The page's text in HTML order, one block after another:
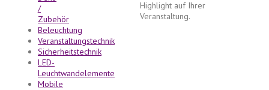
/
Zubehör
Beleuchtung
Veranstaltungstechnik
Sicherheitstechnik
LED-
Leuchtwandelemente
Mobile
Highlight auf Ihrer
Veranstaltung.